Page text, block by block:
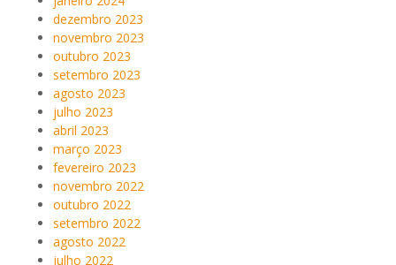
dezembro 2023
novembro 2023
outubro 2023
setembro 2023
agosto 2023
julho 2023
abril 2023
março 2023
fevereiro 2023
novembro 2022
outubro 2022
setembro 2022
agosto 2022
julho 2022